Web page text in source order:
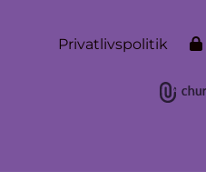
Privatlivspolitik